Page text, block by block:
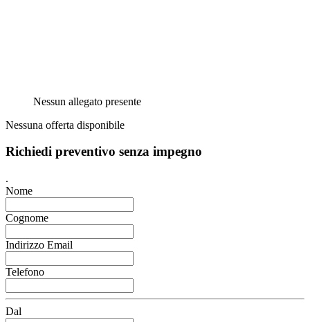
Nessun allegato presente
Nessuna offerta disponibile
Richiedi preventivo senza impegno
.
Nome
Cognome
Indirizzo Email
Telefono
Dal